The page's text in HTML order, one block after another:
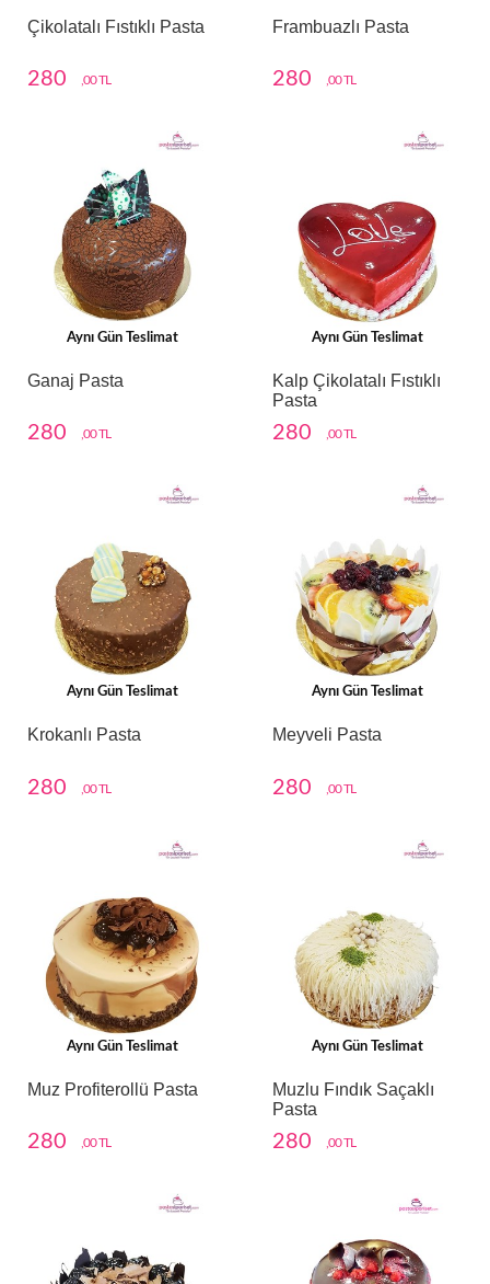
Çikolatalı Fıstıklı Pasta
280 ,00 TL
Frambuazlı Pasta
280 ,00 TL
Aynı Gün Teslimat
Ganaj Pasta
280 ,00 TL
Aynı Gün Teslimat
Kalp Çikolatalı Fıstıklı
Pasta
280 ,00 TL
Aynı Gün Teslimat
Krokanlı Pasta
280 ,00 TL
Aynı Gün Teslimat
Meyveli Pasta
280 ,00 TL
Aynı Gün Teslimat
Muz Profiterollü Pasta
280 ,00 TL
Aynı Gün Teslimat
Muzlu Fındık Saçaklı
Pasta
280 ,00 TL